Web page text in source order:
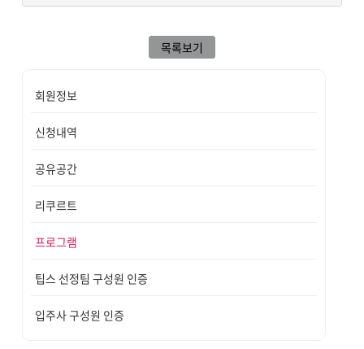
목록보기
회원정보
신청내역
공유공간
리쿠르트
프로그램
팁스 선정팀 구성원 인증
입주사 구성원 인증